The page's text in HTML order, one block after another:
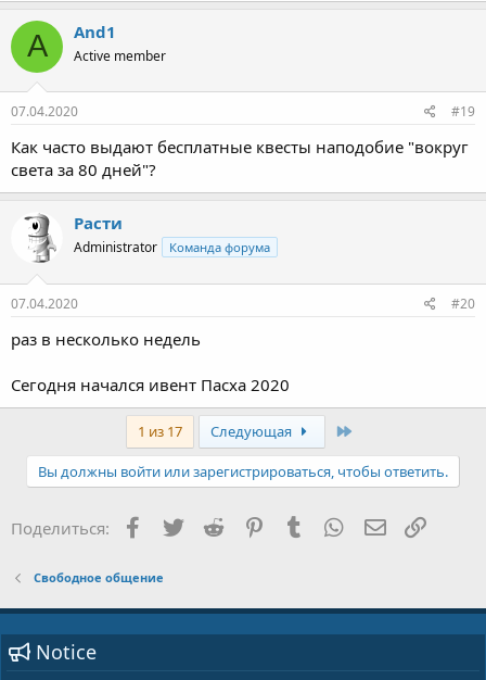
A And1
Active member
07.04.2020 #19
Как часто выдают бесплатные квесты наподобие "вокруг
света за 80 дней"?
Расти
Administrator Команда форума
07.04.2020 #20
раз в несколько недель
Сегодня начался ивент Пасха 2020
1 из 17 Следующая
Вы должны войти или зарегистрироваться, чтобы ответить.
Поделиться: Facebook
Twitter Reddit PinterestTumblr WhatsApp
E-mail
Свободное общение
Notice